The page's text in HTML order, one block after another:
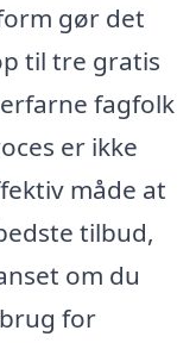
gør det
til tre gratis
fagfolk
er ikke
måde at
tilbud,
om du
for